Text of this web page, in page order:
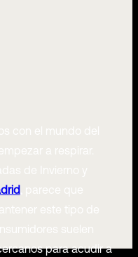
con el mundo del
a respirar.
de Invierno y
, parece que
este tipo de
suelen
para acudir a